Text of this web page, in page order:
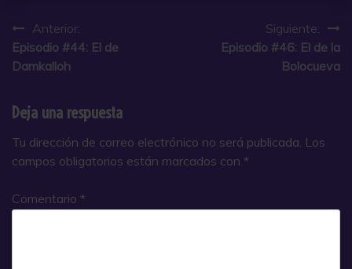
Navegación
de
Anterior:
Episodio #44: El de
Damkalloh
Siguiente:
Episodio #46: El de la
Bolocueva
Deja una respuesta
Tu dirección de correo electrónico no será publicada. Los
campos obligatorios están marcados con *
Comentario *